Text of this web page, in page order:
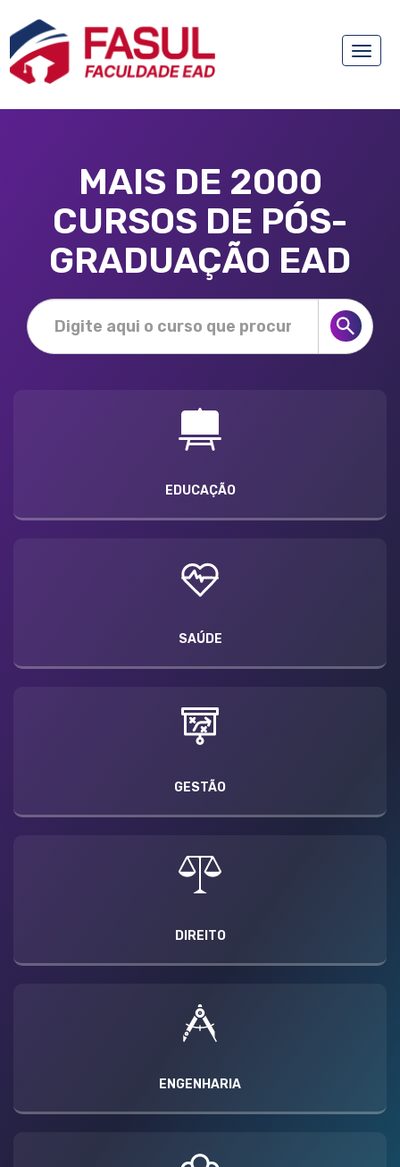
Toggle
MAIS DE 2000
CURSOS DE PÓS-
GRADUAÇÃO EAD
EDUCAÇÃO
SAÚDE
GESTÃO
DIREITO
ENGENHARIA